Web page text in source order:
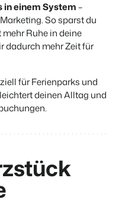
Ferienimmobilie.
API.
in einem System–
So sparst du
Ruhe in deine
dadurch mehr Zeit für
für Ferienparks und
deinen Alltag und